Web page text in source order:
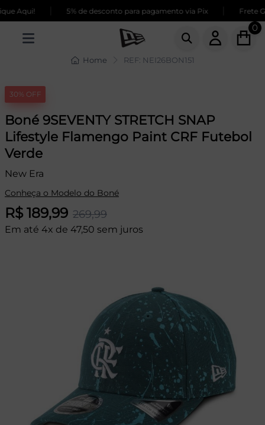
Aqui! 5% de desconto para pagamento via Pix Frete
0
Home REF: NEI26BON151
30% OFF
Boné 9SEVENTY STRETCH SNAP
Lifestyle Flamengo Paint CRF Futebol
Verde
New Era
Conheça o Modelo do Boné
R$ 189,99 269,99
Em até 4x de 47,50 sem juros